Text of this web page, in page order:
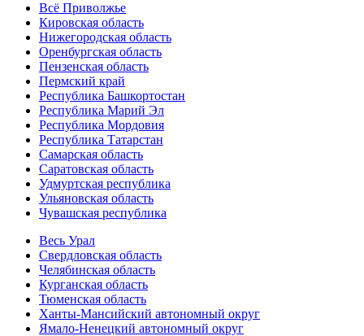
Всё Приволжье
Кировская область
Нижегородская область
Оренбургская область
Пензенская область
Пермский край
Республика Башкортостан
Республика Марий Эл
Республика Мордовия
Республика Татарстан
Самарская область
Саратовская область
Удмуртская республика
Ульяновская область
Чувашская республика
Весь Урал
Свердловская область
Челябинская область
Курганская область
Тюменская область
Ханты-Мансийский автономный округ
Ямало-Ненецкий автономный округ